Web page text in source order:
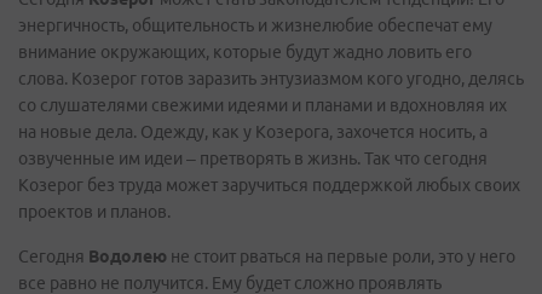
энергичность, общительность и жизнелюбие обеспечат ему
внимание окружающих, которые будут жадно ловить его
слова. Козерог готов заразить энтузиазмом кого угодно, делясь
со слушателями свежими идеями и планами и вдохновляя их
на новые дела. Одежду, как у Козерога, захочется носить, а
озвученные им идеи – претворять в жизнь. Так что сегодня
Козерог без труда может заручиться поддержкой любых своих
проектов и планов.
Сегодня Водолею не стоит рваться на первые роли, это у него
все равно не получится. Ему будет сложно проявлять